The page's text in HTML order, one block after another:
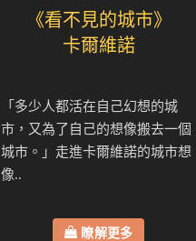
《看不見的城市》
卡爾維諾
「多少人都活在自己幻想的城
市，又為了自己的想像搬去一個
城市。」走進卡爾維諾的城市想
像..
瞭解更多